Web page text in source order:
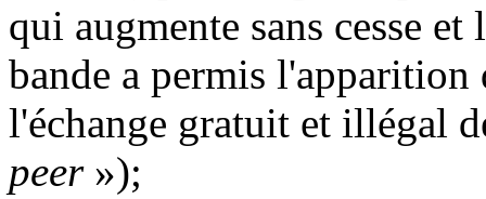
qui augmente sans cesse
bande a permis l'apparition
l'échange gratuit et illégal
peer»);